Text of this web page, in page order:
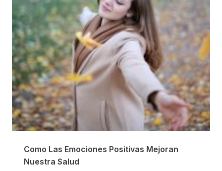
Como Las Emociones Positivas Mejoran
Nuestra Salud